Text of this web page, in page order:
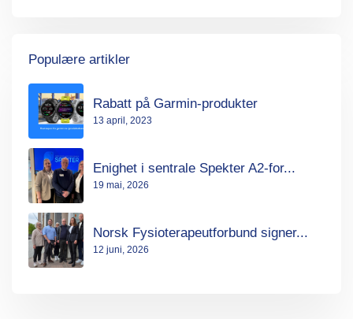
Populære artikler
Rabatt på Garmin-produkter
13 april, 2023
Enighet i sentrale Spekter A2-for...
19 mai, 2026
Norsk Fysioterapeutforbund signer...
12 juni, 2026